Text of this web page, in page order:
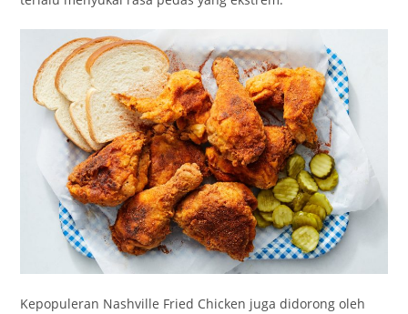
Kepopuleran Nashville Fried Chicken juga didorong oleh